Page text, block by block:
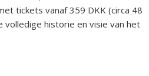
tickets vanaf 359 DKK (circa 48
historie en visie van het